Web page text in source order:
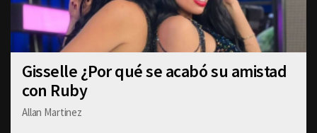
Gisselle ¿Por qué se acabó su amistad
con Ruby
Allan Martinez